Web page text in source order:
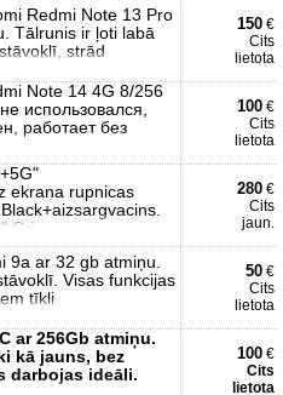
Redmi Note 13 Pro
Tālrunis ir ļoti labā
strād
150 €
Cits
lietota
Note 14 4G 8/256
использовался,
работает без
100 €
Cits
lietota
ekrana rupnicas
Cri
280 €
Cits
jaun.
9a ar 32 gb atmiņu.
Visas funkcijas
tīkli
50 €
Cits
lietota
ar 256Gb atmiņu.
kā jauns, bez
darbojas ideāli.
100 €
Cits
lietota